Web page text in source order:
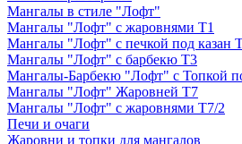
Мангалы в стиле "Лофт"
Мангалы "Лофт" с жаровнями Т1
Мангалы "Лофт" с печкой под казан
Мангалы "Лофт" с барбекю Т3
Мангалы-Барбекю "Лофт" с Топкой
Мангалы "Лофт" Жаровней Т7
Мангалы "Лофт" с жаровнями Т7/2
Печи и очаги
Жаровни и топки для мангалов